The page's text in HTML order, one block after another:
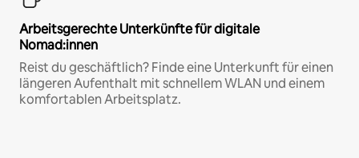
Arbeitsgerechte Unterkünfte für digitale
Nomad:innen
Reist du geschäftlich? Finde eine Unterkunft für einen
längeren Aufenthalt mit schnellem WLAN und einem
komfortablen Arbeitsplatz.